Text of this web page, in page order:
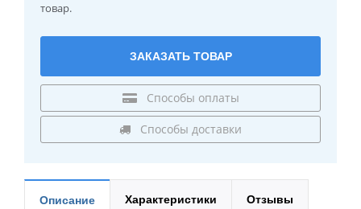
товар.
ЗАКАЗАТЬ ТОВАР
Способы оплаты
Способы доставки
Описание Характеристики Отзывы